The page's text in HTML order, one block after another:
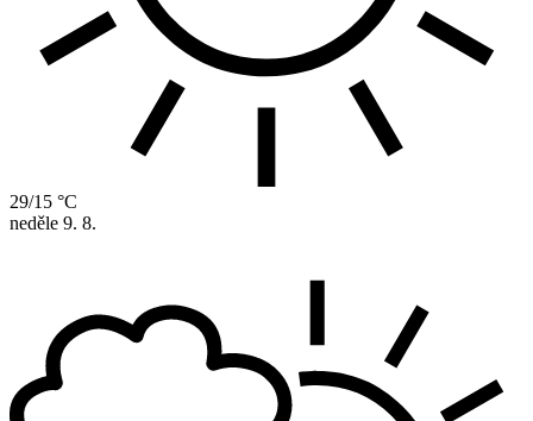
29/15 °C
neděle 9. 8.